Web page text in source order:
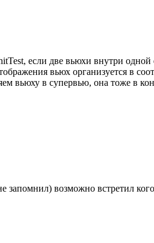
если две вьюхи внутри
вьюх организуется в
вьюху в супервью, она тоже в
запомнил) возможно встретил